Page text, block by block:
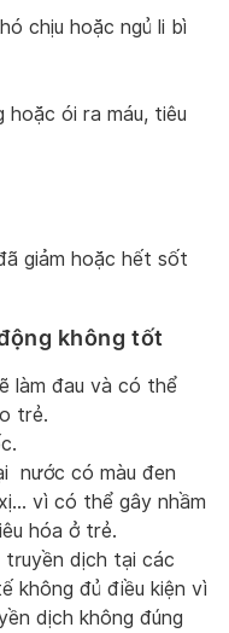
chịu hoặc ngủ li bì
hoặc ói ra máu, tiêu
giảm hoặc hết sốt
không tốt
làm đau và có thể
trẻ.
nước có màu đen
vì có thể gây nhầm
hóa ở trẻ.
dịch tại các
không đủ điều kiện vì
dịch không đúng